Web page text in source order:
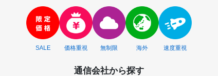
SALE 価格重視 無制限 海外 速度重視
通信会社から探す